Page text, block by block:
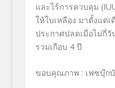
และไร้การควบคุม
ให้ใบเหลือง มาตั้งแต่
ประกาศปลดเมื่อไม่กี่
รวมเกือบ 4 ปี
ขอบคุณภาพ : เฟซบุ๊ก